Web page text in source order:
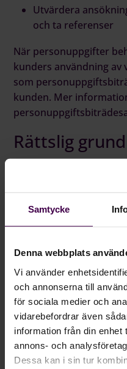
Samtycke
Denna webbplats
Vi använder
och annonserna till
för sociala medier och
vidarebefordrar även
information från din
annons- och
Dessa kan i sin tur
Utvärdera
och ta referenser
När personuppgifter
kunders användning av
som
kunden. Mer
Rättslig
Bolaget behandlar
Avtal
för att fullgöra ett avtal,
eller kundrelationer.
Samtycke
I vissa fall behandlas
samtycke. Du kan när
samtycke.